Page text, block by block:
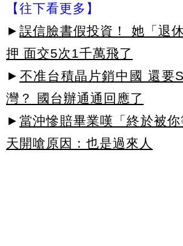
【往下看更多】
► 誤信臉書假投資！ 她「退
押 面交5次1千萬飛了
► 不准台積晶片銷中國 還要
灣？ 國台辦通通回應了
► 當沖慘賠畢業嘆「終於被
天開嗆原因：也是過來人